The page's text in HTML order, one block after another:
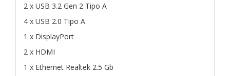
2 x USB 3.2 Gen 2 Tipo A
4 x USB 2.0 Tipo A
1 x DisplayPort
2 x HDMI
1 x Ethernet Realtek 2.5 Gb